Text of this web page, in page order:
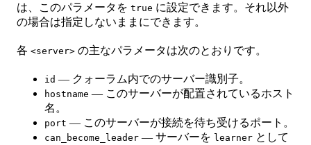
は、このパラメータを true に設定できます。それ以外
の場合は指定しないままにできます。
各 <server> の主なパラメータは次のとおりです。
id — クォーラム内でのサーバー識別子。
hostname — このサーバーが配置されているホスト
名。
port — このサーバーが接続を待ち受けるポート。
can_become_leader — サーバーを learner として